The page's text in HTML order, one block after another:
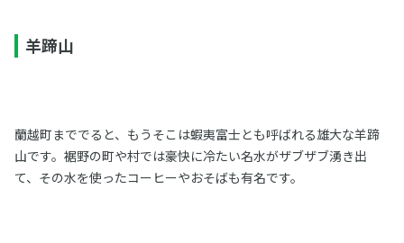
羊蹄山
蘭越町まででると、もうそこは蝦夷富士とも呼ばれる雄大な羊蹄
山です。裾野の町や村では豪快に冷たい名水がザブザブ湧き出
て、その水を使ったコーヒーやおそばも有名です。